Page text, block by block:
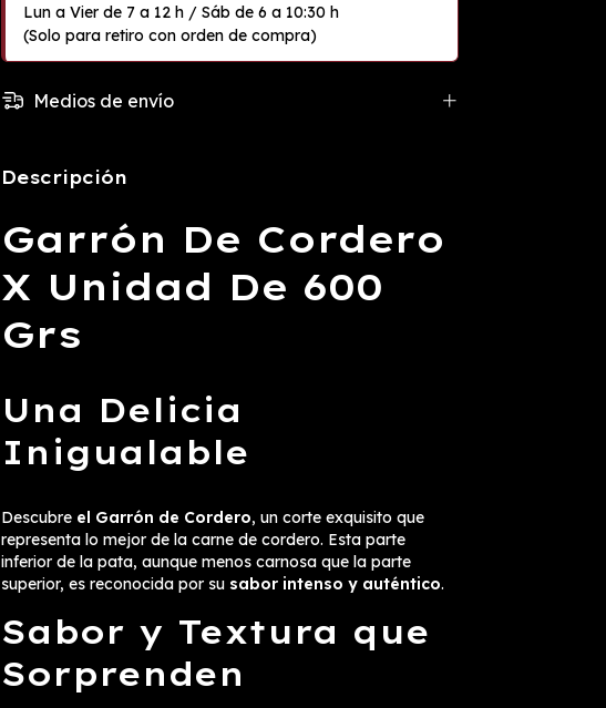
Medios de envío
Descripción
Garrón De Cordero
X Unidad De 600
Grs
Una Delicia
Inigualable
Descubre el Garrón de Cordero, un corte exquisito que
representa lo mejor de la carne de cordero. Esta parte
inferior de la pata, aunque menos carnosa que la parte
superior, es reconocida por su sabor intenso y auténtico.
Sabor y Textura que
Sorprenden